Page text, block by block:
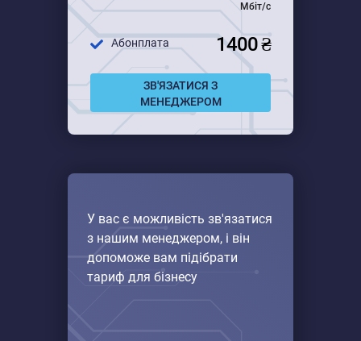
Мбіт/с
Абонплата 1400 ₴
ЗВ'ЯЗАТИСЯ З
МЕНЕДЖЕРОМ
У вас є можливість зв'язатися
з нашим менеджером, і він
допоможе вам підібрати
тариф для бізнесу